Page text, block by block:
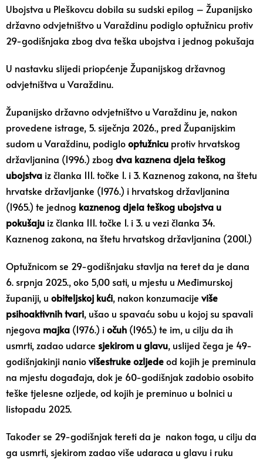
Ubojstva u Pleškovcu dobila su sudski epilog – Županijsko
državno odvjetništvo u Varaždinu podiglo optužnicu protiv
29-godišnjaka zbog dva teška ubojstva i jednog pokušaja
U nastavku slijedi priopćenje Županijskog državnog
odvjetništva u Varaždinu.
Županijsko državno odvjetništvo u Varaždinu je, nakon
provedene istrage, 5. siječnja 2026., pred Županijskim
sudom u Varaždinu, podiglooptužnicu protiv hrvatskog
državljanina (1996.) zbog dva kaznena djela teškog
ubojstva iz članka 111. točke 1. i 3. Kaznenog zakona, na štetu
hrvatske državljanke (1976.) i hrvatskog državljanina
(1965.) te jednog kaznenog djela teškog ubojstva u
pokušaju iz članka 111. točke 1. i 3. u vezi članka 34.
Kaznenog zakona, na štetu hrvatskog državljanina (2001.)
Optužnicom se 29-godišnjaku stavlja na teret da je dana
6. srpnja 2025., oko 5,00 sati, u mjestu u Međimurskoj
županiji, u obiteljskoj kući, nakon konzumacije više
psihoaktivnih tvari, ušao u spavaću sobu u kojoj su spavali
njegova majka (1976.) iočuh (1965.) te im, u cilju da ih
usmrti, zadao udarce sjekirom u glavu, uslijed čega je 49-
godišnjakinji naniovišestruke ozljedeod kojih je preminula
na mjestu događaja, dok je 60-godišnjak zadobio osobito
teške tjelesne ozljede, od kojih je preminuo u bolnici u
listopadu 2025.
Također se 29-godišnjak tereti da je nakon toga, u cilju da
ga usmrti, sjekirom zadao više udaraca u glavu i ruku